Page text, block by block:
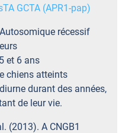
GCTA (APR1-pap)
Autosomique récessif
et 6 ans
chiens atteints
durant des années,
de leur vie.
(2013). A CNGB1